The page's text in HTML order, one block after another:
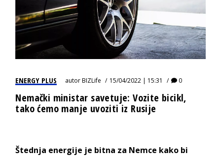
ENERGY PLUS autorBIZLife 15/04/2022 | 15:31 0
Nemački ministar savetuje: Vozite bicikl,
tako ćemo manje uvoziti iz Rusije
Štednja energije je bitna za Nemce kako bi